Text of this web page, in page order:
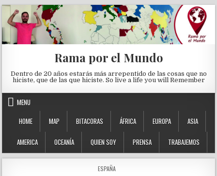
Skip to content
Rama por el Mundo
Dentro de 20 años estarás más arrepentido de las cosas que no
hiciste, que de las que hiciste. So live a life you will Remember
MENU
HOME
MAP BITACORAS ÁFRICA EUROPA ASIA
AMERICA OCEANÍA QUIEN SOY PRENSA TRABAJEMOS
POSTED IN
ESPAÑA